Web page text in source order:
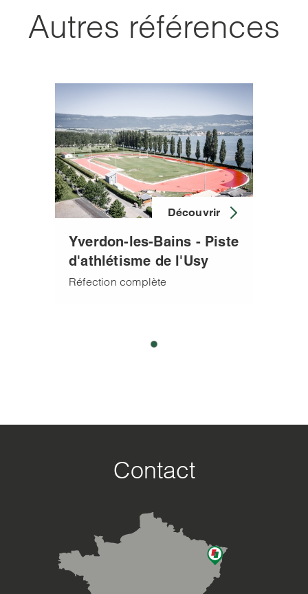
Autres références
Découvrir
Yverdon-les-Bains - Piste
d'athlétisme de l'Usy
Réfection complète
Contact